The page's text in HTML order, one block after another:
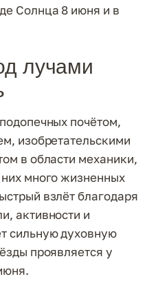
Солнца 8 июня и в
лучами
почётом,
изобретательскими
в области механики,
много жизненных
взлёт благодаря
активности и
сильную духовную
проявляется у